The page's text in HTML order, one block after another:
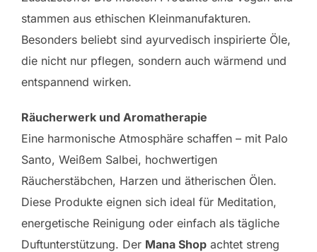
stammen aus ethischen Kleinmanufakturen.
Besonders beliebt sind ayurvedisch inspirierte Öle,
die nicht nur pflegen, sondern auch wärmend und
entspannend wirken.
Räucherwerk und Aromatherapie
Eine harmonische Atmosphäre schaffen – mit Palo
Santo, Weißem Salbei, hochwertigen
Räucherstäbchen, Harzen und ätherischen Ölen.
Diese Produkte eignen sich ideal für Meditation,
energetische Reinigung oder einfach als tägliche
Duftunterstützung. Der Mana Shop achtet streng